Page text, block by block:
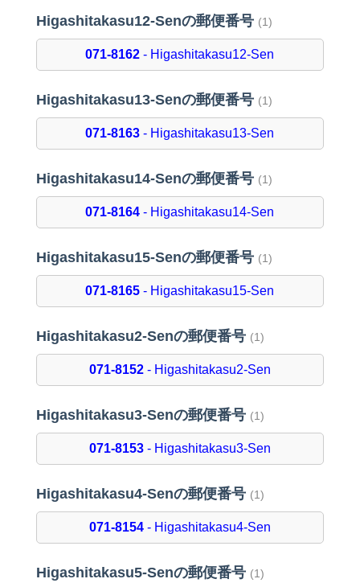
Higashitakasu12-Senの郵便番号 (1)
071-8162 - Higashitakasu12-Sen
Higashitakasu13-Senの郵便番号 (1)
071-8163 - Higashitakasu13-Sen
Higashitakasu14-Senの郵便番号 (1)
071-8164 - Higashitakasu14-Sen
Higashitakasu15-Senの郵便番号 (1)
071-8165 - Higashitakasu15-Sen
Higashitakasu2-Senの郵便番号 (1)
071-8152- Higashitakasu2-Sen
Higashitakasu3-Senの郵便番号 (1)
071-8153- Higashitakasu3-Sen
Higashitakasu4-Senの郵便番号 (1)
071-8154- Higashitakasu4-Sen
Higashitakasu5-Senの郵便番号 (1)